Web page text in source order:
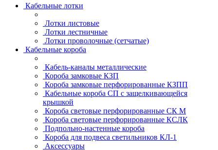
Кабельные лотки
Лотки листовые
Лотки лестничные
Лотки проволочные (сетчатые)
Кабельные короба
Кабель-каналы металлические
Короба замковые КЗП
Короба замковые перфорированные КЗПП
Кабельные короба СП с защелкивающейся
крышкой
Короба световые перфорированные СК М
Короба световые перфорированные КСЛК
Подпольно-настенные короба
Короба для подвеса светильников КЛ-1
Аксессуары